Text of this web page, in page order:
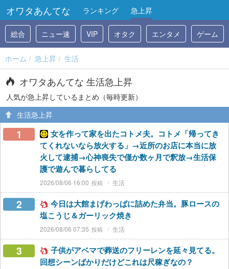
オワタあんてな ランキング 急上昇
総合 ニュー速 VIP オタク エンタメ ゲーム
ホーム 急上昇 生活
オワタあんてな 生活急上昇
人気が急上昇しているまとめ（毎時更新）
生活急上昇
1
女を作って家を出たコトメ夫。コトメ「帰ってき
てくれないなら放火する」→近所のお店に本当に放
火して逮捕→心神喪失で僅か数ヶ月で釈放→生活保
護で遊んで暮らしてる
2026/08/06 16:00 生活
2
今日は大館まげわっぱに詰めた弁当。豚ロースの
塩こうじ＆ガーリック焼き
2026/08/06 07:35 生活
3
子供がアベマで葬送のフリーレンを延々見てる。
回想シーンばかりだけどこれは尺稼ぎなの？